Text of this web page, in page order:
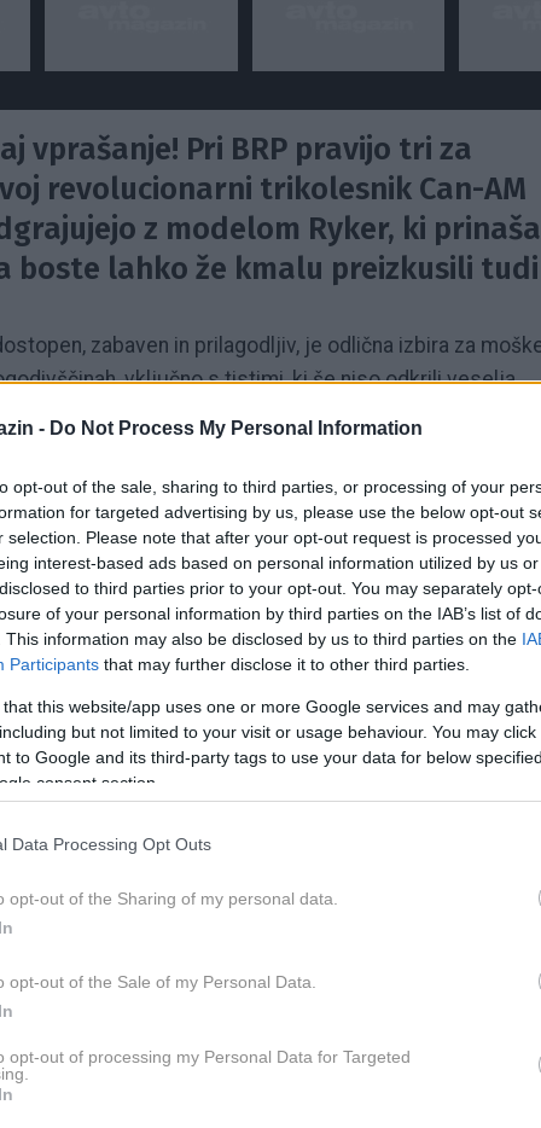
- Do Not Process My Personal Information
opt-out of the sale, sharing to third parties, or processing of your
for targeted advertising by us, please use the below opt-out
selection. Please note that after your opt-out request is processed
interest-based ads based on personal information utilized by us
to third parties prior to your opt-out. You may separately
of your personal information by third parties on the IAB’s list of
This information may also be disclosed by us to third parties on the
Participants that may further disclose it to other third parties.
that this website/app uses one or more Google services and may
but not limited to your visit or usage behaviour. You may
to Google and its third-party tags to use your data for below
consent section.
Data Processing Opt Outs
opt-out of the Sharing of my personal data.
opt-out of the Sale of my Personal Data.
opt-out of processing my Personal Data for Targeted
vprašanje! Pri BRP pravijo tri za
revolucionarni trikolesnik Can-AM
z modelom Ryker, ki prinaša
boste lahko že kmalu preizkusili tudi
zabaven in prilagodljiv, je odlična izbira za
vključno s tistimi, ki še niso odkrili veselja
model v liniji vozil Can-Am On-Road (torej za vožnjo
in Can-Am Spyder. Zasnovan je, da prinese čim
poti z razbijanjem predsodkov, dostopnostjo, z lahkotno
tisoče ljudi po vsem svetu pripravljeno razmisliti o
dostopni,« je povedal Josée Perreault, višji
»Can-Am Ryker se spoprijema s to oviro brez
seznam inovativnih funkcij in tehnologij ... poleg
vožnjo!«